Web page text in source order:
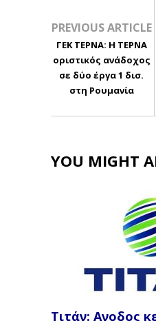
PREVIOUS ARTICLE
ΓΕΚ ΤΕΡΝΑ: Η ΤΕΡΝΑ
οριστικός ανάδοχος
σε δύο έργα 1 δισ.
στη Ρουμανία
YOU MIGHT
Τιτάν: Ανοδος